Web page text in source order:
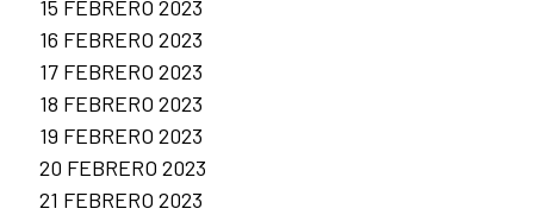
15 FEBRERO 2023
16 FEBRERO 2023
17 FEBRERO 2023
18 FEBRERO 2023
19 FEBRERO 2023
20 FEBRERO 2023
21 FEBRERO 2023